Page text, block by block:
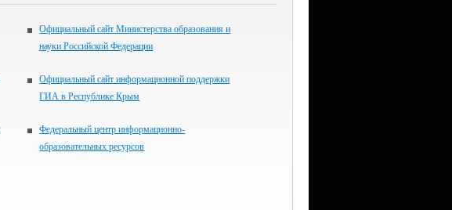
Официальный сайт Министерства образования и
науки Российской Федерации
Официальный сайт информационной поддержки
ГИА в Республике Крым
Федеральный центр информационно-
образовательных ресурсов